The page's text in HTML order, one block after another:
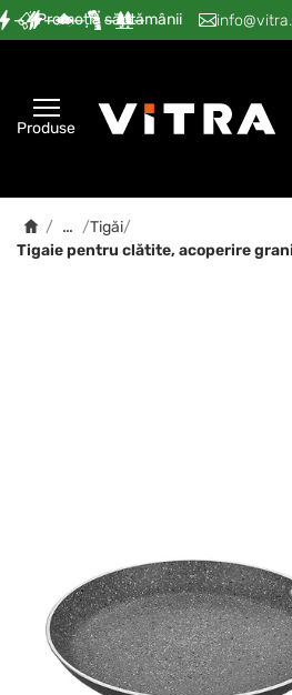
Promoția săptămânii
— — — — —
Produse
/ … /Tigăi/
Tigaie pentru clătite, acoperire